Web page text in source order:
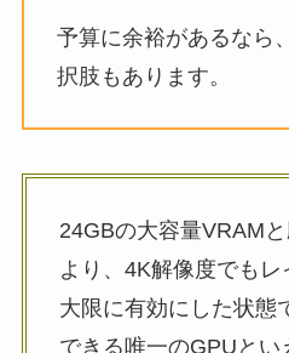
予算に余裕があるなら
択肢もあります。
24GBの大容量VRAM
より、4K解像度でも
大限に有効にした状態
できる唯一のGPUとい